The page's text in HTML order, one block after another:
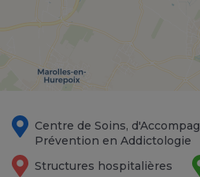
Centre de Soins,
Prévention en Addictologie
Structures hospitalières